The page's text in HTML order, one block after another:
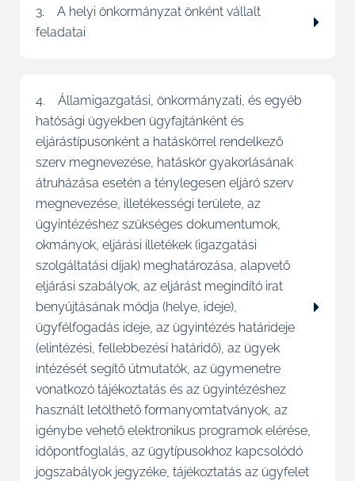
3. A helyi önkormányzat önként vállalt
feladatai
4. Államigazgatási, önkormányzati, és egyéb
hatósági ügyekben ügyfajtánként és
eljárástípusonként a hatáskörrel rendelkező
szerv megnevezése, hatáskör gyakorlásának
átruházása esetén a ténylegesen eljáró szerv
megnevezése, illetékességi területe, az
ügyintézéshez szükséges dokumentumok,
okmányok, eljárási illetékek (igazgatási
szolgáltatási díjak) meghatározása, alapvető
eljárási szabályok, az eljárást megindító irat
benyújtásának módja (helye, ideje),
ügyfélfogadás ideje, az ügyintézés határideje
(elintézési, fellebbezési határidő), az ügyek
intézését segítő útmutatók, az ügymenetre
vonatkozó tájékoztatás és az ügyintézéshez
használt letölthető formanyomtatványok, az
igénybe vehető elektronikus programok elérése,
időpontfoglalás, az ügytípusokhoz kapcsolódó
jogszabályok jegyzéke, tájékoztatás az ügyfelet